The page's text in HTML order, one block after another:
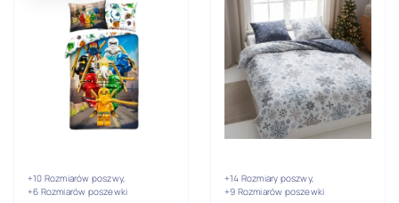
+10 Rozmiarów poszwy,
+6 Rozmiarów poszewki
+14 Rozmiary poszwy,
+9 Rozmiarów poszewki